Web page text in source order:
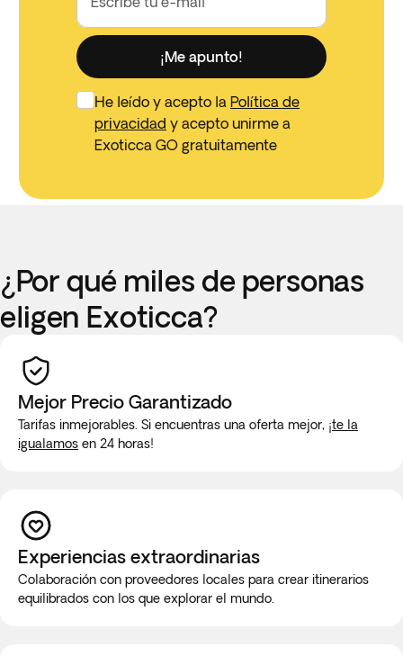
¡Me apunto!
He leído y acepto la Política de
privacidad y acepto unirme a
Exoticca GO gratuitamente
¿Por qué miles de personas
eligen Exoticca?
Mejor Precio Garantizado
Tarifas inmejorables. Si encuentras una oferta mejor, ¡te la
igualamos en 24 horas!
Experiencias extraordinarias
Colaboración con proveedores locales para crear itinerarios
equilibrados con los que explorar el mundo.